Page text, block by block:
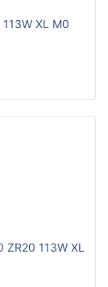
XL M0
113W XL